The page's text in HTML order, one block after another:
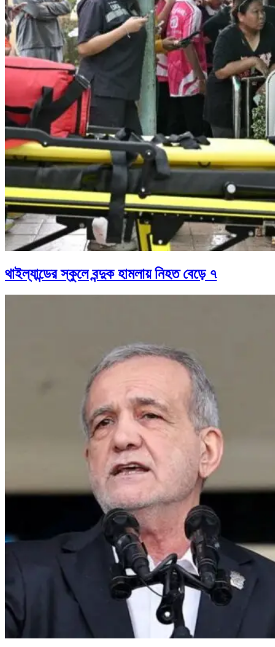
থাইল্যান্ডের স্কুলে বন্দুক হামলায় নিহত বেড়ে ৭